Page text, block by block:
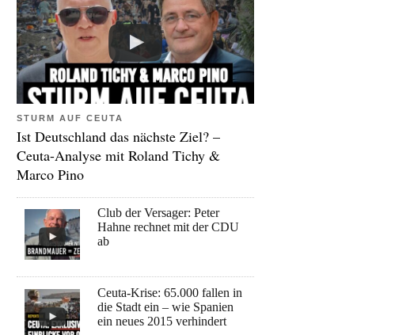
STURM AUF CEUTA
Ist Deutschland das nächste Ziel? –
Ceuta-Analyse mit Roland Tichy &
Marco Pino
Club der Versager: Peter
Hahne rechnet mit der CDU
ab
Ceuta-Krise: 65.000 fallen in
die Stadt ein – wie Spanien
ein neues 2015 verhindert